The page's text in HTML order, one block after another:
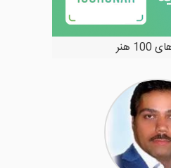
آثار هنری